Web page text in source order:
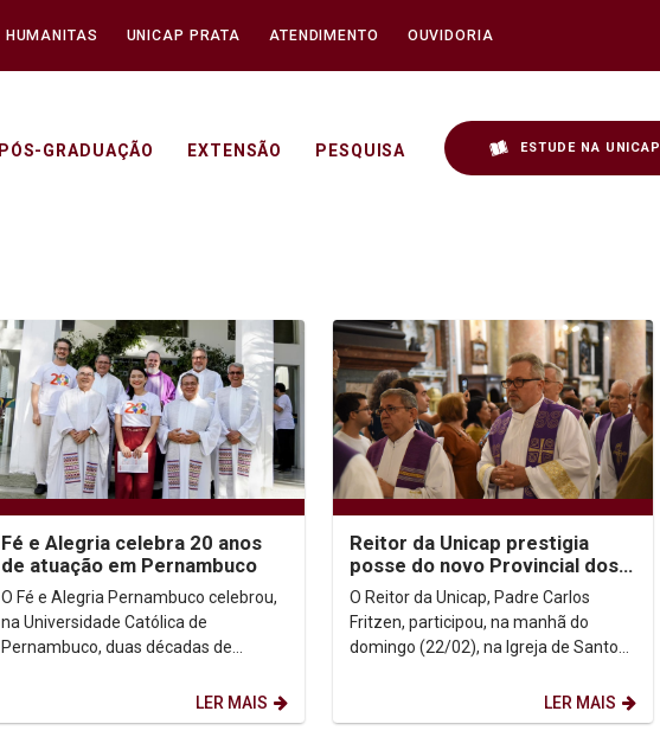
HUMANITAS UNICAP PRATA ATENDIMENTO OUVIDORIA
PÓS-GRADUAÇÃO EXTENSÃO PESQUISA ESTUDE NA UNICAP
Fé e Alegria celebra 20 anos
de atuação em Pernambuco
O Fé e Alegria Pernambuco celebrou,
na Universidade Católica de
Pernambuco, duas décadas de
popular e à transformação social. A...
LER MAIS
Reitor da Unicap prestigia
posse do novo Provincial dos
Jesuítas no Rio de Janeiro
O Reitor da Unicap, Padre Carlos
Fritzen, participou, na manhã do
domingo (22/02), na Igreja de Santo
LER MAIS